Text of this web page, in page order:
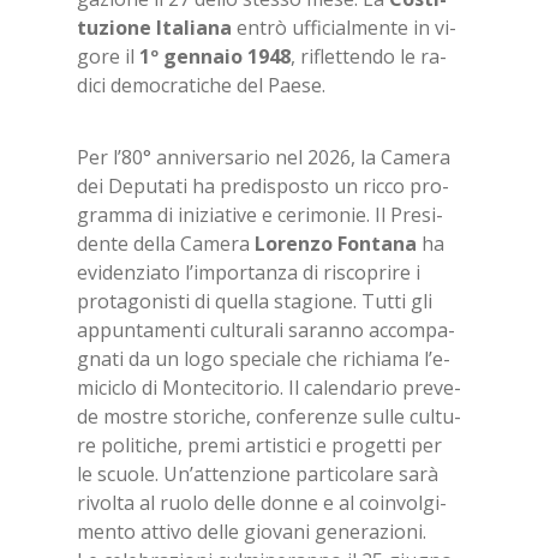
tu­zio­ne Ita­lia­na en­trò uf­fi­cial­men­te in vi­
go­re il 1º gen­na­io 1948, ri­flet­ten­do le ra­
di­ci de­mo­cra­ti­che del Pae­se.
Per l’80° an­ni­ver­sa­rio nel 2026, la Ca­me­ra
dei De­pu­ta­ti ha pre­di­spo­sto un ric­co pro­
gram­ma di ini­zia­ti­ve e ce­ri­mo­nie. Il Pre­si­
den­te del­la Ca­me­ra Lo­ren­zo Fon­ta­na ha
evi­den­zia­to l’im­por­tan­za di ri­sco­pri­re i
pro­ta­go­ni­sti di quel­la sta­gio­ne. Tut­ti gli
ap­pun­ta­men­ti cul­tu­ra­li sa­ran­no ac­com­pa­
gna­ti da un logo spe­cia­le che ri­chia­ma l’e­
mi­ci­clo di Mon­te­ci­to­rio. Il ca­len­da­rio pre­ve­
de mo­stre sto­ri­che, con­fe­ren­ze sul­le cul­tu­
re po­li­ti­che, pre­mi ar­ti­sti­ci e pro­get­ti per
le scuo­le. Un’at­ten­zio­ne par­ti­co­la­re sarà
ri­vol­ta al ruo­lo del­le don­ne e al coin­vol­gi­
men­to at­ti­vo del­le gio­va­ni ge­ne­ra­zio­ni.